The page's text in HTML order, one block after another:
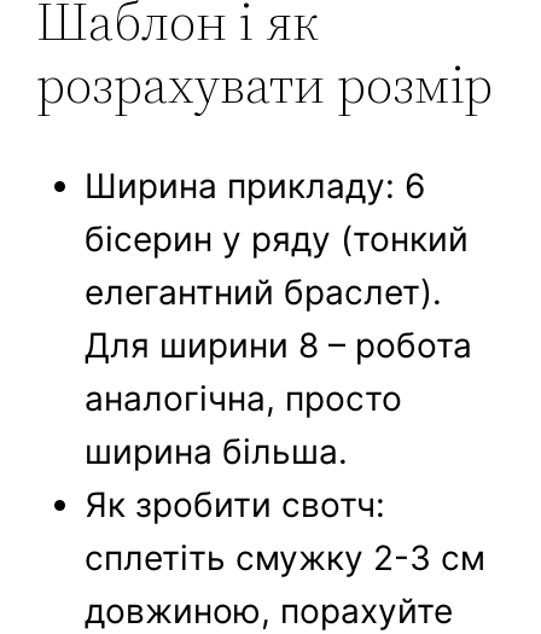
Шаблон і як
розрахувати розмір
Ширина прикладу: 6
бісерин у ряду (тонкий
елегантний браслет).
Для ширини 8 – робота
аналогічна, просто
ширина більша.
Як зробити свотч:
сплетіть смужку 2-3 см
довжиною, порахуйте